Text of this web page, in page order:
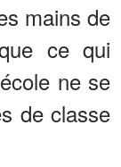
mains de
ce qui
ne se
de classe